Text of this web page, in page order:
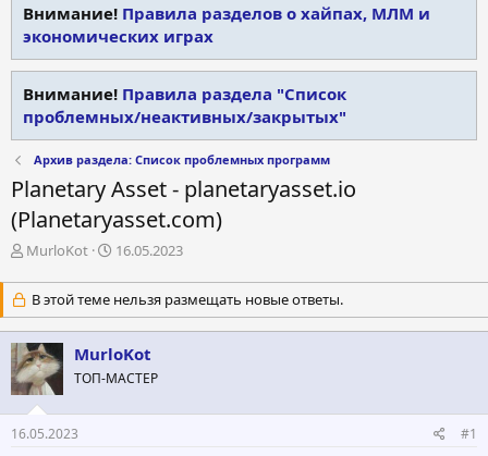
Внимание! Правила разделов о хайпах, МЛМ и
экономических играх
Внимание! Правила раздела "Список
проблемных/неактивных/закрытых"
Архив раздела: Список проблемных программ
Planetary Asset - planetaryasset.io
(Planetaryasset.com)
А
т
о
р
т
е
м
ы
MurloKot
Д
т
а
н
а
ч
а
16.05.2023
В этой теме нельзя размещать новые ответы.
MurloKot
ТОП-МАСТЕР
16.05.2023 #1